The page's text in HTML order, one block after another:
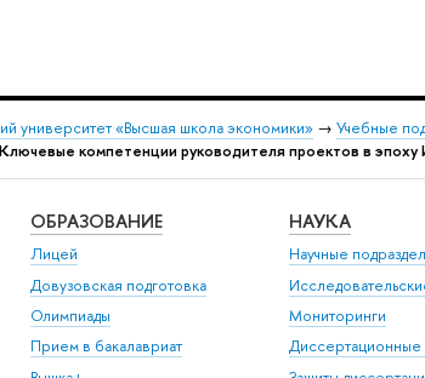
университет «Высшая школа экономики» → Учебные
компетенции руководителя проектов в
ОБРАЗОВАНИЕ
Лицей
Довузовская подготовка
Олимпиады
Прием в бакалавриат
НАУКА
Научные
Мониторинги
Диссертационные